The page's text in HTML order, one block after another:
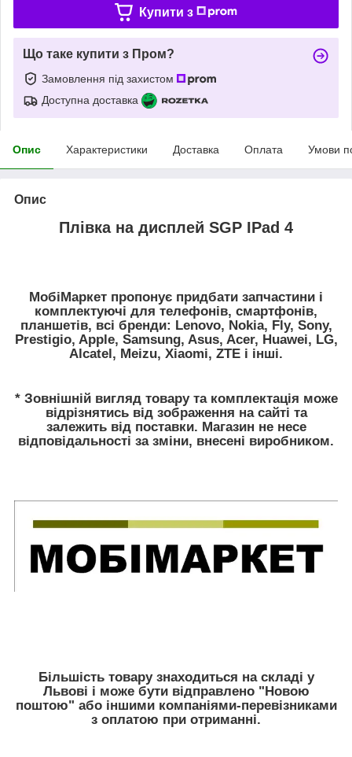
Купити з
Що таке купити з Пром?
Замовлення під захистом
Доступна доставка
Опис Характеристики Доставка Оплата Умови
Опис
Плівка на дисплей SGP IPad 4
МобіМаркет пропонує придбати запчастини і
комплектуючі для телефонів, смартфонів,
планшетів, всі бренди: Lenovo, Nokia, Fly, Sony,
Prestigio, Apple, Samsung, Asus, Acer, Huawei, LG,
Alcatel, Meizu, Xiaomi, ZTE і інші.
* Зовнішній вигляд товару та комплектація може
відрізнятись від зображення на сайті та
залежить від поставки. Магазин не несе
відповідальності за зміни, внесені виробником.
Більшість товару знаходиться на складі у
Львові і може бути відправлено "Новою
поштою" або іншими компаніями-перевізниками
з оплатою при отриманні.